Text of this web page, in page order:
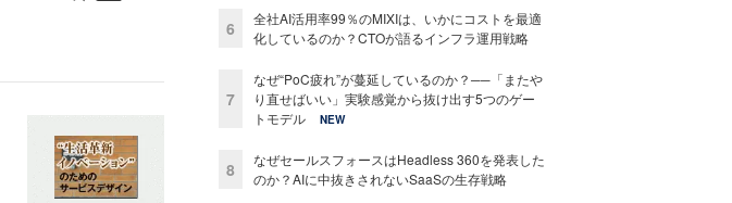
6
全社AI活用率99％のMIXIは、いかにコストを最適
化しているのか？CTOが語るインフラ運用戦略
7
なぜ“PoC疲れ”が蔓延しているのか？──「またや
り直せばいい」実験感覚から抜け出す5つのゲー
トモデル
NEW
8
なぜセールスフォースはHeadless 360を発表した
のか？AIに中抜きされないSaaSの生存戦略